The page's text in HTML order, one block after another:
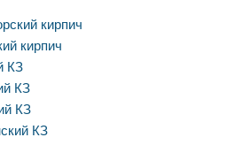
кирпич
кирпич
КЗ
КЗ
КЗ
КЗ